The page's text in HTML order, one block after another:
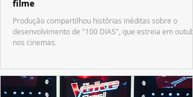
filme
Produção compartilhou histórias inéditas sobre o
desenvolvimento de "100 DIAS", que estreia em
nos cinemas.